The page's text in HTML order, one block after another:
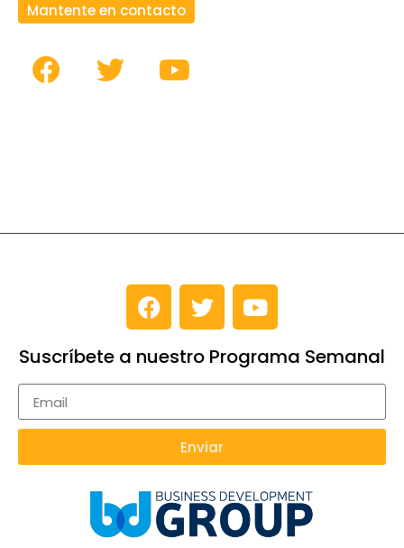
Mantente en contacto
Suscríbete a nuestro Programa Semanal
Enviar